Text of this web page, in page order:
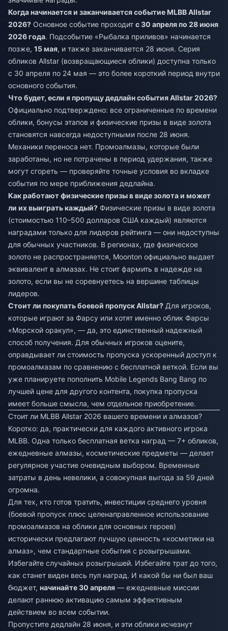
Когда начинается и заканчивается событие MLBB Allstar
2026? Основное событие проходит с 30 апреля по 28 июня
2026 года. Подсобытие «Рыбалка приливов» начинается
позже, 15 мая, и также заканчивается 28 июня. Серия
обликов Allstar (возвращающиеся облики) доступна только
с 30 апреля по 24 мая — это более короткий период внутри
основного события.
Что будет, если я пропущу дедлайн события Allstar 2026?
Официально подтверждено: все ограниченные по времени
облики, бонусы этапов и физические призы в виде золота
становятся навсегда недоступными после 28 июня.
Механики переноса нет. Промоалмазы, которые были
заработаны, но не потрачены в период удержания, также
могут сгореть — проверяйте точные условия во вкладке
события по мере приближения дедлайна.
Как работают физические призы в виде золота и может
ли их выиграть каждый? Физические призы в виде золота
(стоимостью 110–500 долларов США каждый) являются
наградами только для лидеров рейтинга — они недоступны
для обычных участников. В регионах, где физическое
золото не распространяется, Moonton официально выдает
эквивалент в алмазах. Не стоит фармить в надежде на
золото, если вы не соревнуетесь на вершине таблицы
лидеров.
Стоит ли покупать боевой пропуск Allstar? Для игроков,
которые играют за Фарсу или хотят именно облик Фарсы
«Морской оракул», — да, это единственный надежный
способ получения. Для обычных игроков оцените,
оправдывает ли стоимость пропуска ускоренный доступ к
промоалмазам по сравнению с бесплатной веткой. Если вы
уже планируете пополнить Mobile Legends Bang Bang по
лучшей цене для другого контента, покупка пропуска
имеет больше смысла, чем отдельное приобретение.
Стоит ли MLBB Allstar 2026 вашего времени и алмазов?
Коротко: да, практически для каждого активного игрока
MLBB. Одна только бесплатная ветка наград — 7+ обликов,
ежедневные алмазы, косметические предметы — делает
регулярное участие очевидным выбором. Временные
затраты в день невелики, а совокупная выгода за 59 дней
огромна.
Для тех, кто готов тратить, инвестиции среднего уровня
(боевой пропуск плюс целенаправленное использование
промоалмазов на облики для основных героев)
исторически предлагают лучшую ценность «косметики на
алмаз», чем стандартные события с розыгрышами.
Избегайте случайных розыгрышей. Избегайте трат до того,
как станет виден весь пул наград. И какой бы ни был ваш
бюджет, начинайте 30 апреля — ежедневные миссии
делают раннюю активацию самым эффективным
действием во всем событии.
Пропустите дедлайн 28 июня, и эти облики исчезнут